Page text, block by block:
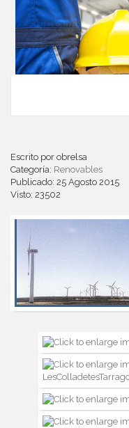
Escrito por obrelsa
Categoría: Renovables
Publicado: 25 Agosto 2015
Visto: 23502